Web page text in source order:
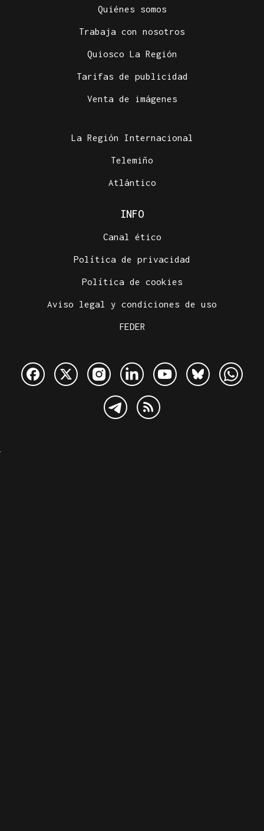
Quiénes somos
Trabaja con nosotros
Quiosco La Región
Tarifas de publicidad
Venta de imágenes
La Región Internacional
Telemiño
Atlántico
INFO
Canal ético
Política de privacidad
Política de cookies
Aviso legal y condiciones de uso
FEDER